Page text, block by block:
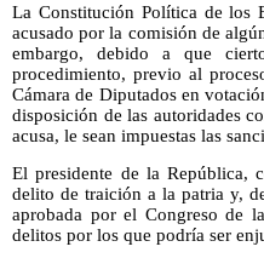
La Constitución Política de los
acusado por la comisión de
embargo, debido a que
procedimiento, previo al
Cámara de Diputados en
disposición de las autoridades
acusa, le sean impuestas las
El presidente de la República,
delito de traición a la patria y,
aprobada por el Congreso de
delitos por los que podría ser